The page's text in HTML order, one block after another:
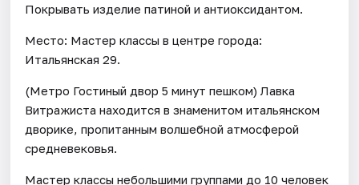
Покрывать изделие патиной и антиоксидантом.
Место: Мастер классы в центре города:
Итальянская 29.
(Метро Гостиный двор 5 минут пешком) Лавка
Витражиста находится в знаменитом итальянском
дворике, пропитанным волшебной атмосферой
средневековья.
Мастер классы небольшими группами до 10 человек